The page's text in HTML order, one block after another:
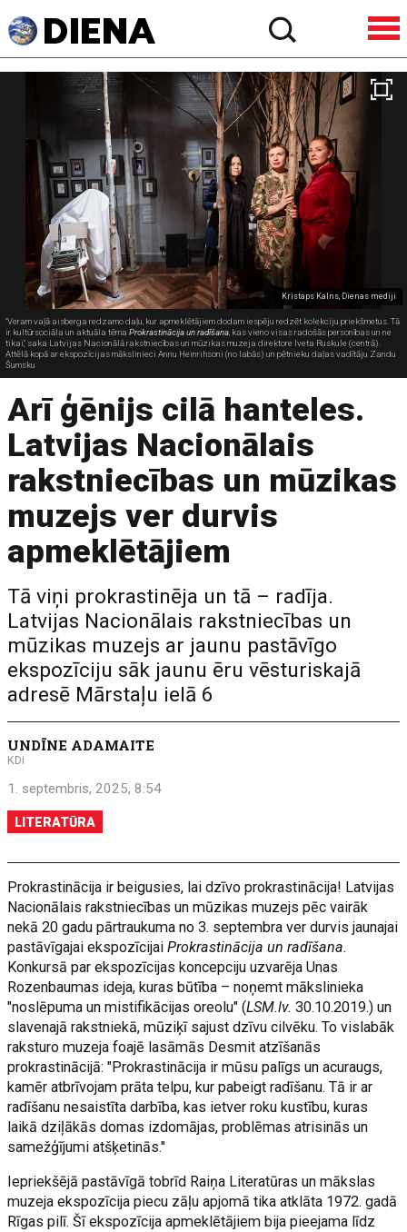
Kristaps Kalns, Dienas mediji
"Veram vaļā aisberga redzamo daļu, kur apmeklētājiem dodam iespēju redzēt kolekciju priekšmetus. Tā
ir kultūrsociāla un aktuāla tēma Prokrastinācija un radīšana, kas vieno visas radošās personības un ne
tikai," saka Latvijas Nacionālā rakstniecības un mūzikas muzeja direktore Iveta Ruskule (centrā).
Attēlā kopā ar ekspozīcijas mākslinieci Annu Heinrihsoni (no labās) un pētnieku daļas vadītāju Zandu
Šumsku
Arī ģēnijs cilā hanteles.
Latvijas Nacionālais
rakstniecības un mūzikas
muzejs ver durvis
apmeklētājiem
Tā viņi prokrastinēja un tā – radīja.
Latvijas Nacionālais rakstniecības un
mūzikas muzejs ar jaunu pastāvīgo
ekspozīciju sāk jaunu ēru vēsturiskajā
adresē Mārstaļu ielā 6
UNDĪNE ADAMAITE
KDi
1. septembris, 2025, 8:54
LITERATŪRA
Prokrastinācija ir beigusies, lai dzīvo prokrastinācija! Latvijas
Nacionālais rakstniecības un mūzikas muzejs pēc vairāk
nekā 20 gadu pārtraukuma no 3. septembra ver durvis jaunajai
pastāvīgajai ekspozīcijaiProkrastinācija un radīšana.
Konkursā par ekspozīcijas koncepciju uzvarēja Unas
Rozenbaumas ideja, kuras būtība – noņemt mākslinieka
"noslēpuma un mistifikācijas oreolu" (LSM.lv. 30.10.2019.) un
slavenajā rakstniekā, mūziķī sajust dzīvu cilvēku. To vislabāk
raksturo muzeja foajē lasāmās Desmit atzīšanās
prokrastinācijā: "Prokrastinācija ir mūsu palīgs un acuraugs,
kamēr atbrīvojam prāta telpu, kur pabeigt radīšanu. Tā ir ar
radīšanu nesaistīta darbība, kas ietver roku kustību, kuras
laikā dziļākās domas izdomājas, problēmas atrisinās un
samežģījumi atšķetinās."
Iepriekšējā pastāvīgā tobrīd Raiņa Literatūras un mākslas
muzeja ekspozīcija piecu zāļu apjomā tika atklāta 1972. gadā
Rīgas pilī. Šī ekspozīcija apmeklētājiem bija pieejama līdz